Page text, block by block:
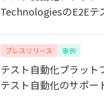
TechnologiesのE2Eテ
プレスリリース 事例
テスト自動化プラッ
テスト自動化のサポー